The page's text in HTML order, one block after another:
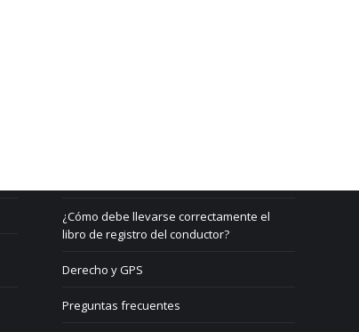
¿Cómo debe llevarse correctamente el
libro de registro del conductor?
Derecho y GPS
Preguntas frecuentes